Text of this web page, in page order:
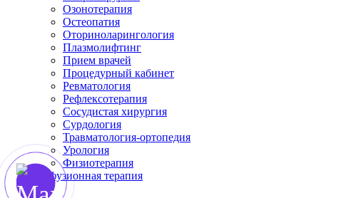
Озонотерапия
Остеопатия
Оториноларингология
Плазмолифтинг
Прием врачей
Процедурный кабинет
Ревматология
Рефлексотерапия
Сосудистая хирургия
Сурдология
Травматология-ортопедия
Урология
Физиотерапия
Инфузионная терапия